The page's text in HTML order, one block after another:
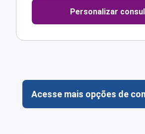
Personalizar
Acesse mais opções de